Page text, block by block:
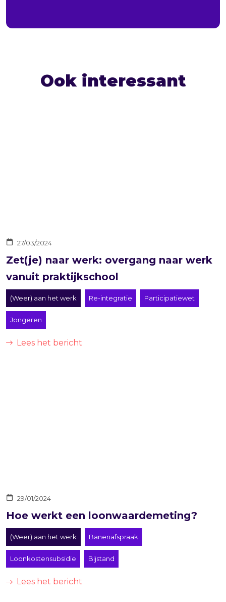
Ook interessant
27/03/2024
Zet(je) naar werk: overgang naar werk
vanuit praktijkschool
(Weer) aan het werk Re-integratie Participatiewet
Jongeren
Lees het bericht
29/01/2024
Hoe werkt een loonwaardemeting?
(Weer) aan het werk Banenafspraak
Loonkostensubsidie Bijstand
Lees het bericht